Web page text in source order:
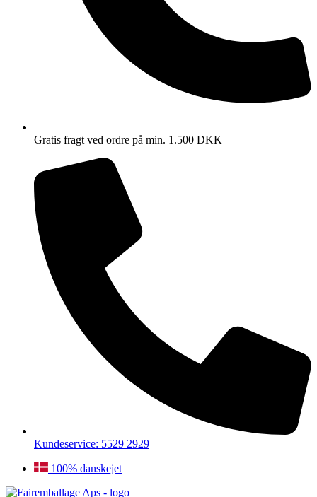
Gratis fragt ved ordre på min. 1.500 DKK
Kundeservice: 5529 2929
100% danskejet